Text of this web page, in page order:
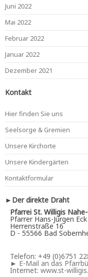
Juni 2022
Mai 2022
Februar 2022
Januar 2022
Dezember 2021
Kontakt
Hier finden Sie uns
Seelsorge & Gremien
Unsere Kirchorte
Unsere Kindergärten
Kontaktformular
►Der direkte Draht
Pfarrei St. Willigis
Pfarrer Hans-Jürgen Eck
Herrenstraße 16
D - 55566 Bad
Telefon: +49 (0)6751
► E-Mail an das
Internet: www.st-